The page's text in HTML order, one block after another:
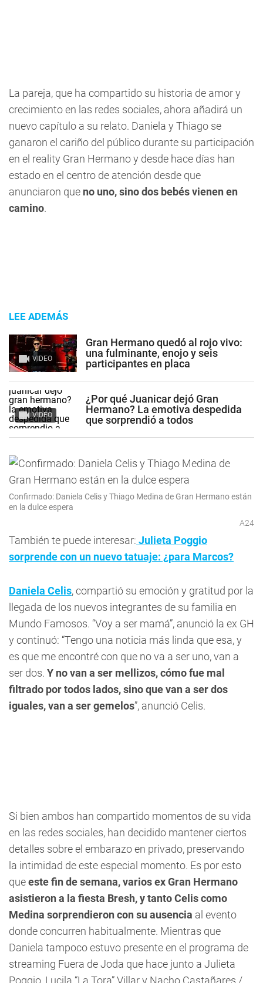
La pareja, que ha compartido su historia de amor y
crecimiento en las redes sociales, ahora añadirá un
nuevo capítulo a su relato. Daniela y Thiago se
ganaron el cariño del público durante su participación
en el reality Gran Hermano y desde hace días han
estado en el centro de atención desde que
anunciaron que no uno, sino dos bebés vienen en
camino.
LEE ADEMÁS
VIDEO
Gran Hermano quedó al rojo vivo:
una fulminante, enojo y seis
participantes en placa
VIDEO
¿Por qué Juanicar dejó Gran
Hermano? La emotiva despedida
que sorprendió a todos
Confirmado: Daniela Celis y Thiago Medina de Gran Hermano están
en la dulce espera
A24
También te puede interesar: Julieta Poggio
sorprende con un nuevo tatuaje: ¿para Marcos?
Daniela Celis, compartió su emoción y gratitud por la
llegada de los nuevos integrantes de su familia en
Mundo Famosos. “Voy a ser mamá”, anunció la ex GH
y continuó: “Tengo una noticia más linda que esa, y
es que me encontré con que no va a ser uno, van a
ser dos. Y no van a ser mellizos, cómo fue mal
filtrado por todos lados, sino que van a ser dos
iguales, van a ser gemelos”, anunció Celis.
Si bien ambos han compartido momentos de su vida
en las redes sociales, han decidido mantener ciertos
detalles sobre el embarazo en privado, preservando
la intimidad de este especial momento. Es por esto
queeste fin de semana, varios ex Gran Hermano
asistieron a la fiesta Bresh, y tanto Celis como
Medina sorprendieron con su ausencia al evento
donde concurren habitualmente. Mientras que
Daniela tampoco estuvo presente en el programa de
streaming Fuera de Joda que hace junto a Julieta
Poggio, Lucila “La Tora” Villar y Nacho Castañares./